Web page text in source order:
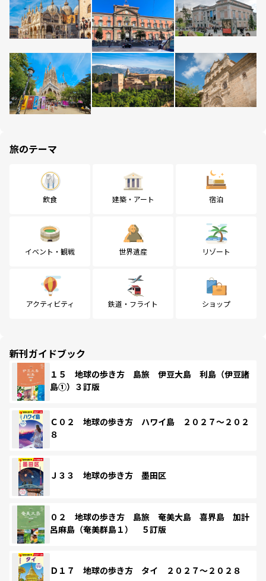
旅のテーマ
飲食 建築・アート 宿泊
イベント・観戦 世界遺産 リゾート
アクティビティ 鉄道・フライト ショップ
新刊ガイドブック
１５ 地球の歩き方 島旅 伊豆大島 利島（伊豆諸
島①）３訂版
Ｃ０２ 地球の歩き方 ハワイ島 ２０２７～２０２
８
Ｊ３３ 地球の歩き方 墨田区
０２ 地球の歩き方 島旅 奄美大島 喜界島 加計
呂麻島（奄美群島１） ５訂版
Ｄ１７ 地球の歩き方 タイ ２０２７～２０２８